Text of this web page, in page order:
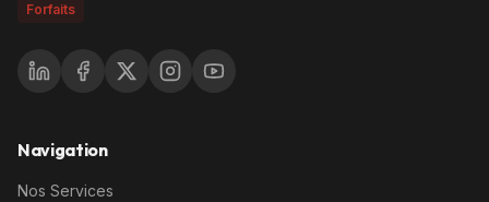
Forfaits
Navigation
Nos Services